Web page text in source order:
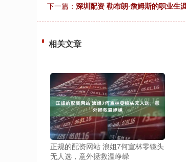
下一篇： 深圳配资 勒布朗·詹姆斯的职业生
相关文章
正规的配资网站 浪姐7何宣林零镜头
无人选，意外拯救温峥嵘